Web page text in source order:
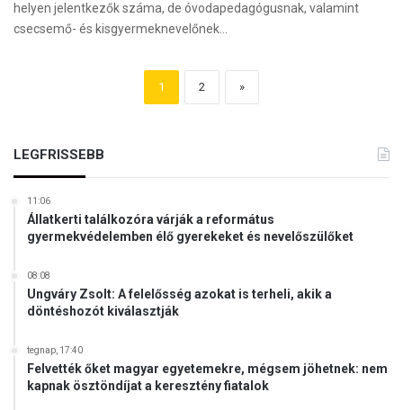
helyen jelentkezők száma, de óvodapedagógusnak, valamint
csecsemő- és kisgyermeknevelőnek…
1 2 »
LEGFRISSEBB
11:06
Állatkerti találkozóra várják a református
gyermekvédelemben élő gyerekeket és nevelőszülőket
08:08
Ungváry Zsolt: A felelősség azokat is terheli, akik a
döntéshozót kiválasztják
tegnap, 17:40
Felvették őket magyar egyetemekre, mégsem jöhetnek: nem
kapnak ösztöndíjat a keresztény fiatalok